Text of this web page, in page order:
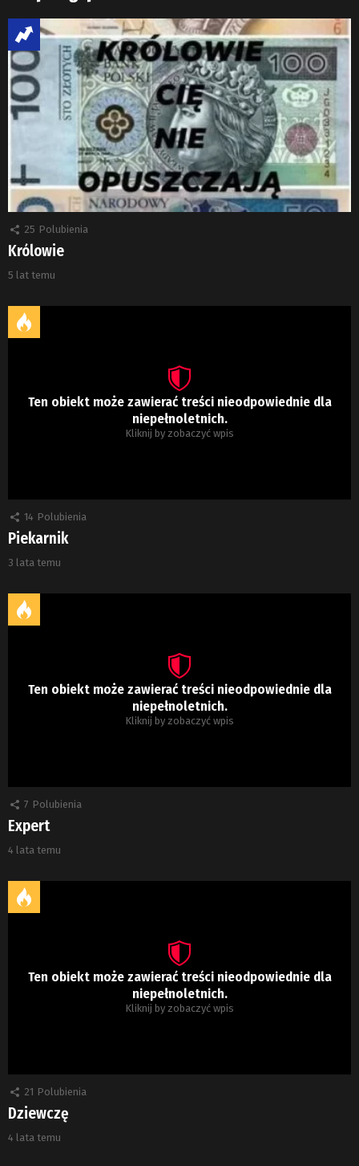
25 Polubienia
Królowie
5 lat temu
Ten obiekt może zawierać treści nieodpowiednie dla
niepełnoletnich.
Kliknij by zobaczyć wpis
14 Polubienia
Piekarnik
3 lata temu
Ten obiekt może zawierać treści nieodpowiednie dla
niepełnoletnich.
Kliknij by zobaczyć wpis
7 Polubienia
Expert
4 lata temu
Ten obiekt może zawierać treści nieodpowiednie dla
niepełnoletnich.
Kliknij by zobaczyć wpis
21 Polubienia
Dziewczę
4 lata temu